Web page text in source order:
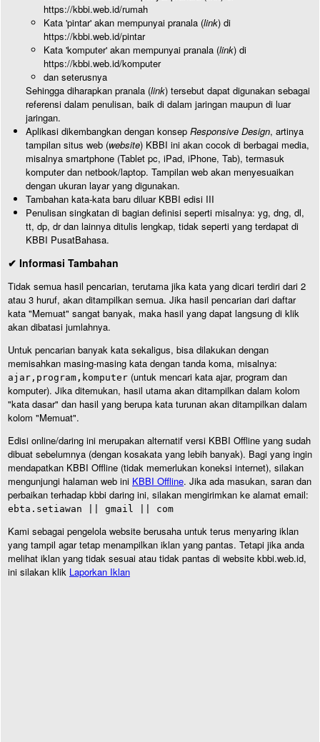
https://kbbi.web.id/rumah
Kata 'pintar' akan mempunyai pranala (link) di
https://kbbi.web.id/pintar
Kata 'komputer' akan mempunyai pranala (link) di
https://kbbi.web.id/komputer
dan seterusnya
Sehingga diharapkan pranala (link) tersebut dapat digunakan sebagai
referensi dalam penulisan, baik di dalam jaringan maupun di luar
jaringan.
Aplikasi dikembangkan dengan konsep Responsive Design, artinya
tampilan situs web (website) KBBI ini akan cocok di berbagai media,
misalnya smartphone (Tablet pc, iPad, iPhone, Tab), termasuk
komputer dan netbook/laptop. Tampilan web akan menyesuaikan
dengan ukuran layar yang digunakan.
Tambahan kata-kata baru diluar KBBI edisi III
Penulisan singkatan di bagian definisi seperti misalnya: yg, dng, dl,
tt, dp, dr dan lainnya ditulis lengkap, tidak seperti yang terdapat di
KBBI PusatBahasa.
✔ Informasi Tambahan
Tidak semua hasil pencarian, terutama jika kata yang dicari terdiri dari 2
atau 3 huruf, akan ditampilkan semua. Jika hasil pencarian dari daftar
kata "Memuat" sangat banyak, maka hasil yang dapat langsung di klik
akan dibatasi jumlahnya.
Untuk pencarian banyak kata sekaligus, bisa dilakukan dengan
memisahkan masing-masing kata dengan tanda koma, misalnya:
ajar,program,komputer (untuk mencari kata ajar, program dan
komputer). Jika ditemukan, hasil utama akan ditampilkan dalam kolom
"kata dasar" dan hasil yang berupa kata turunan akan ditampilkan dalam
kolom "Memuat".
Edisi online/daring ini merupakan alternatif versi KBBI Offline yang sudah
dibuat sebelumnya (dengan kosakata yang lebih banyak). Bagi yang ingin
mendapatkan KBBI Offline (tidak memerlukan koneksi internet), silakan
mengunjungi halaman web ini KBBI Offline. Jika ada masukan, saran dan
perbaikan terhadap kbbi daring ini, silakan mengirimkan ke alamat email:
ebta.setiawan || gmail || com
Kami sebagai pengelola website berusaha untuk terus menyaring iklan
yang tampil agar tetap menampilkan iklan yang pantas. Tetapi jika anda
melihat iklan yang tidak sesuai atau tidak pantas di website kbbi.web.id,
ini silakan klik Laporkan Iklan